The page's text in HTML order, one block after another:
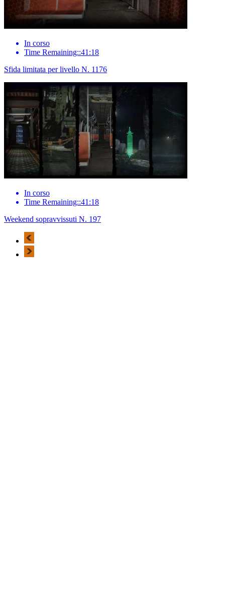
In corso
Time Remaining::41:18
Sfida limitata per livello N. 1176
In corso
Time Remaining::41:18
Weekend sopravvissuti N. 197